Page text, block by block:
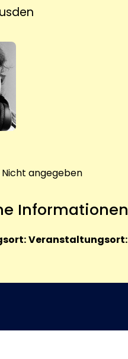
Nicht angegeben
Informationen
Veranstaltungsort: